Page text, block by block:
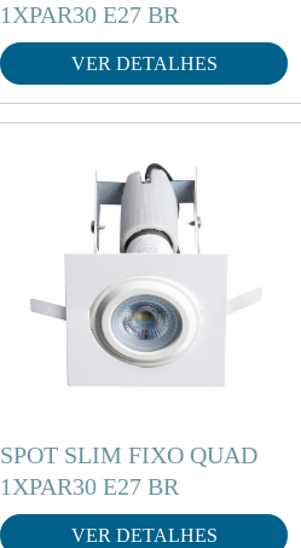
1XPAR30 E27 BR
VER DETALHES
SPOT SLIM FIXO QUAD
1XPAR30 E27 BR
VER DETALHES